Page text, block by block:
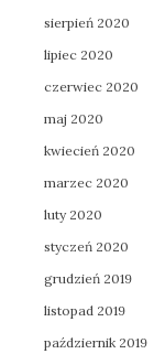
sierpień 2020
lipiec 2020
czerwiec 2020
maj 2020
kwiecień 2020
marzec 2020
luty 2020
styczeń 2020
grudzień 2019
listopad 2019
październik 2019